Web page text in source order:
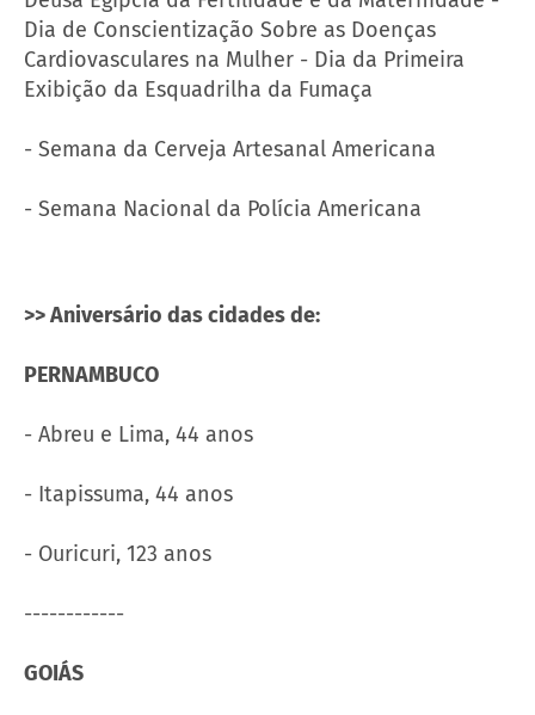
Dia de Conscientização Sobre as Doenças
Cardiovasculares na Mulher - Dia da Primeira
Exibição da Esquadrilha da Fumaça
- Semana da Cerveja Artesanal Americana
- Semana Nacional da Polícia Americana
>> Aniversário das cidades de:
PERNAMBUCO
- Abreu e Lima, 44 anos
- Itapissuma, 44 anos
- Ouricuri, 123 anos
------------
GOIÁS